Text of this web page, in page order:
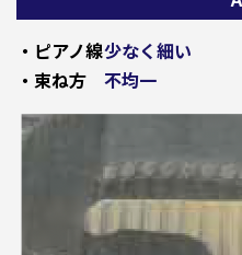
・ピアノ線少なく細い
・束ね方
不均一